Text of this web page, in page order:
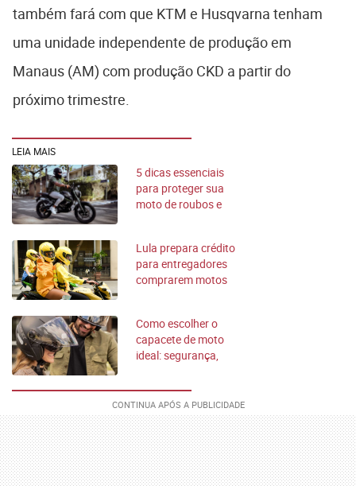
também fará com que KTM e Husqvarna tenham
uma unidade independente de produção em
Manaus (AM) com produção CKD a partir do
próximo trimestre.
LEIA MAIS
5 dicas essenciais
para proteger sua
moto de roubos e
Lula prepara crédito
para entregadores
comprarem motos
Como escolher o
capacete de moto
ideal: segurança,
legislação